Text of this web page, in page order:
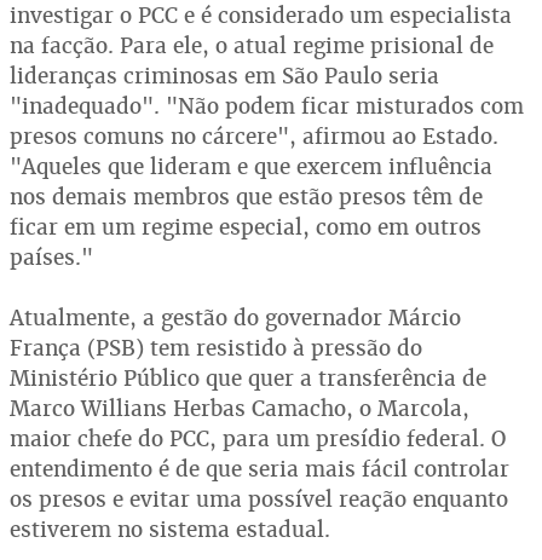
investigar o PCC e é considerado um especialista
na facção. Para ele, o atual regime prisional de
lideranças criminosas em São Paulo seria
"inadequado". "Não podem ficar misturados com
presos comuns no cárcere", afirmou ao Estado.
"Aqueles que lideram e que exercem influência
nos demais membros que estão presos têm de
ficar em um regime especial, como em outros
países."
Atualmente, a gestão do governador Márcio
França (PSB) tem resistido à pressão do
Ministério Público que quer a transferência de
Marco Willians Herbas Camacho, o Marcola,
maior chefe do PCC, para um presídio federal. O
entendimento é de que seria mais fácil controlar
os presos e evitar uma possível reação enquanto
estiverem no sistema estadual.